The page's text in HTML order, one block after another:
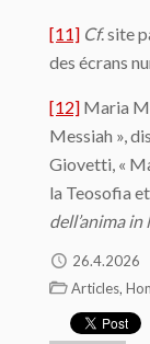
[11] Cf. site
des écrans
[12] Maria
Messiah »,
Giovetti, «
la Teosofia
dell’anima
26.4.2026
Articles,